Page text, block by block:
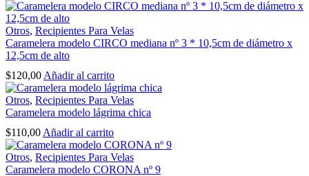
Otros, Recipientes Para Velas
Caramelera modelo CIRCO mediana nº 3 * 10,5cm de diámetro x
12,5cm de alto
$120,00 Añadir al carrito
Otros, Recipientes Para Velas
Caramelera modelo lágrima chica
$110,00 Añadir al carrito
Otros, Recipientes Para Velas
Caramelera modelo CORONA nº 9